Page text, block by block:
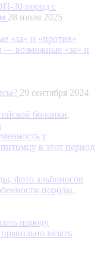
30 пород с
28 июля 2025
— возможные «за» и
29 сентября 2024
у
в этот период
породы,
вязать